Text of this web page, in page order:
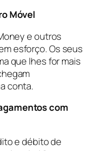
Móvel
e outros
esforço. Os seus
que lhes for mais
conta.
com
e débito de